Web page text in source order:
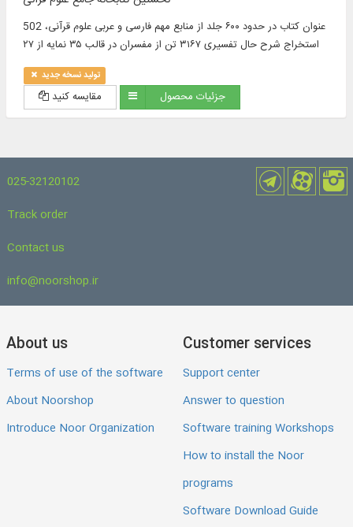
502 عنوان كتاب در حدود ۶۰۰ جلد از منابع مهم فارسی و عربی علوم قرآنی،
استخراج شرح حال تفسیری ۳۱۶۷ تن از مفسران در قالب ۳۵ نمایه از ۲۷
منبع و ...
تولید نسخه جدید
مقایسه کنید جزئیات محصول
025-32120102
Track order
Contact us
info@noorshop.ir
About us
Terms of use of the software
About Noorshop
Introduce Noor Organization
Customer services
Support center
Answer to question
Software training Workshops
How to install the Noor
programs
Software Download Guide